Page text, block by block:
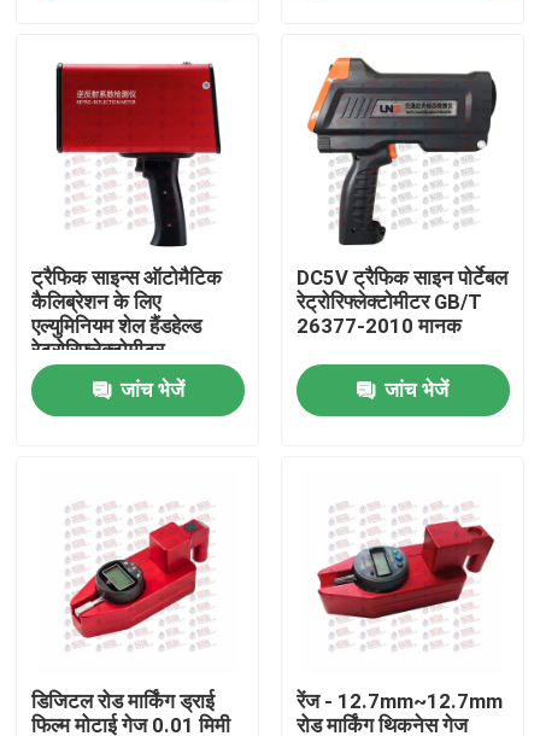
उत्पाद
हमारे बारे में
फैक्टरी यात्रा
गुणवत्ता नियंत्रण
हमसे संपर्क करें
यूनिवर्सल टेस्टिंग मशीन
मृदा परीक्षण मशीन
कंक्रीट परीक्षण मशीन
ट्रैफिक साइन्स ऑटोमैटिक
कैलिब्रेशन के लिए
एल्युमिनियम शेल हैंडहेल्ड
रेट्रोरिफ्लेक्टोमीटर
जांच भेजें
DC5V ट्रैफिक साइन पोर्टेबल
रेट्रोरिफ्लेक्टोमीटर GB/T
26377-2010 मानक
जांच भेजें
डिजिटल रोड मार्किंग ड्राई
फिल्म मोटाई गेज 0.01 मिमी
रेंज - 12.7mm~12.7mm
रोड मार्किंग थिकनेस गेज